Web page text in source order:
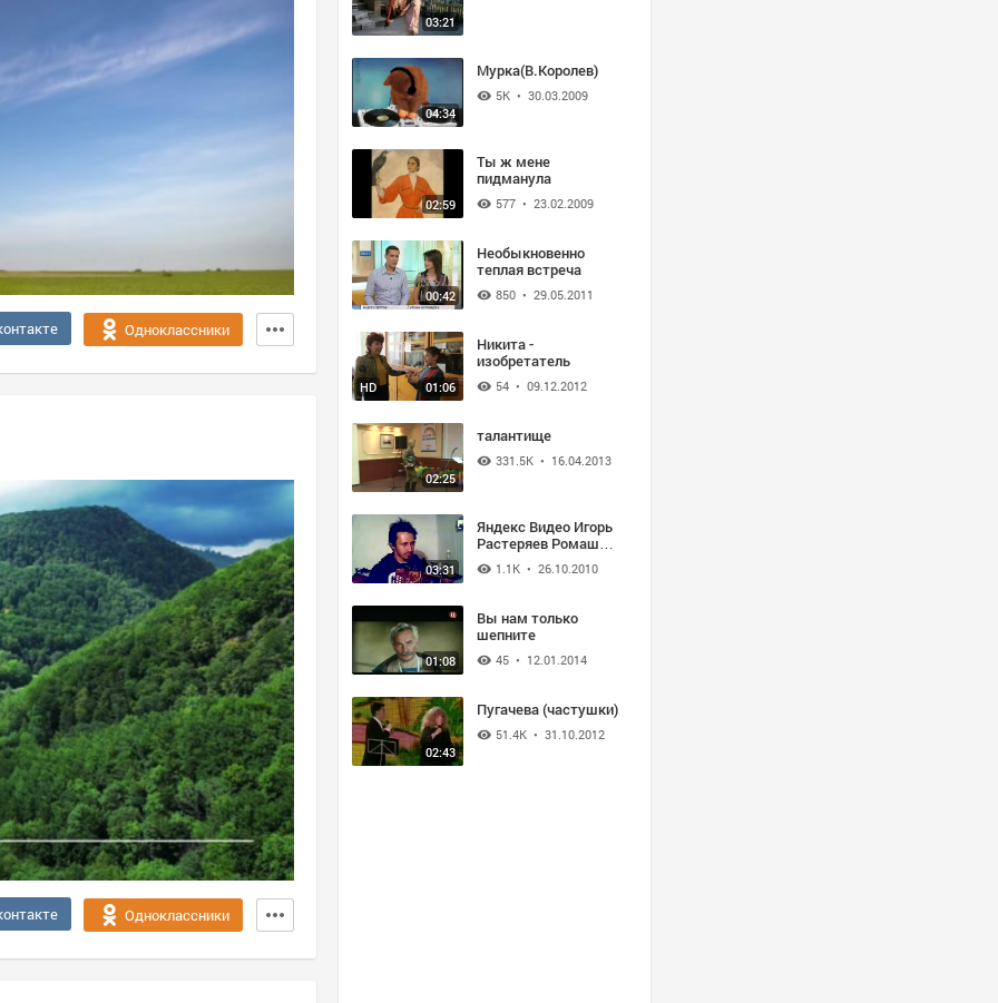
Одноклассники
Одноклассники
03:21
04:34
Мурка(В.Королев)
5K • 30.03.2009
02:59
Ты ж мене
пидманула
577 • 23.02.2009
00:42
Необыкновенно
теплая встреча
850 • 29.05.2011
01:06
HD
Никита -
изобретатель
54 • 09.12.2012
02:25
талантище
331.5K • 16.04.2013
03:31
Яндекс Видео Игорь
Растеряев Ромашки
10 1.1K • 26.10.2010
01:08
Вы нам только
шепните
45 • 12.01.2014
02:43
Пугачева (частушки)
51.4K • 31.10.2012